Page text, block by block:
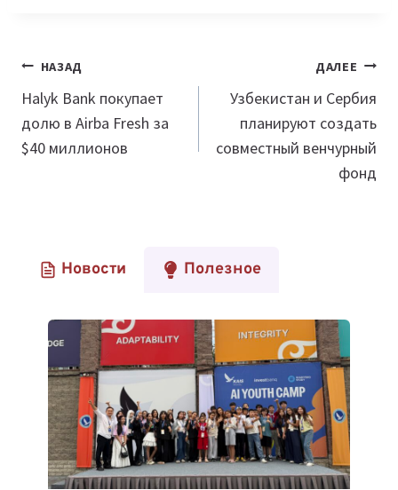
Навигация
по
записям
НАЗАД
Halyk Bank покупает
долю в Airba Fresh за
$40 миллионов
ДАЛЕЕ
Узбекистан и Сербия
планируют создать
совместный венчурный
фонд
Новости Полезное